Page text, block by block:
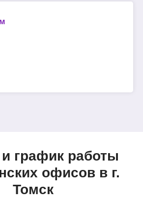
график работы
офисов в г.
Томск